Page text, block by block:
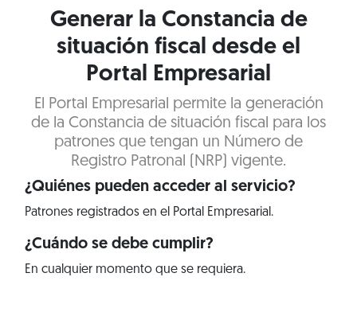
Generar la Constancia de
situación fiscal desde el
Portal Empresarial
El Portal Empresarial permite la generación
de la Constancia de situación fiscal para los
patrones que tengan un Número de
Registro Patronal (NRP) vigente.
¿Quiénes pueden acceder al servicio?
Patrones registrados en el Portal Empresarial.
¿Cuándo se debe cumplir?
En cualquier momento que se requiera.